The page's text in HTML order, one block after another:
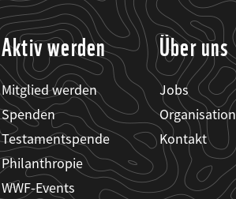
Aktiv werden
Mitglied werden
Spenden
Testamentspende
Philanthropie
WWF-Events
Über uns
Jobs
Organisation
Kontakt